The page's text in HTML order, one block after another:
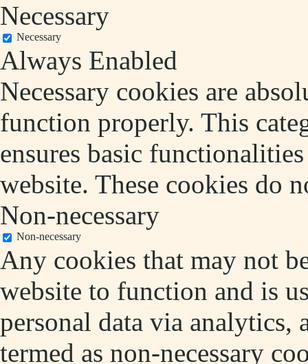
Necessary
Necessary
Always Enabled
Necessary cookies are
function properly. This
ensures basic
website. These cookies do
Non-necessary
Non-necessary
Any cookies that may not
website to function and is
personal data via analytics,
termed as non-necessary